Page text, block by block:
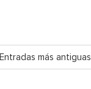
Entradas más antiguas